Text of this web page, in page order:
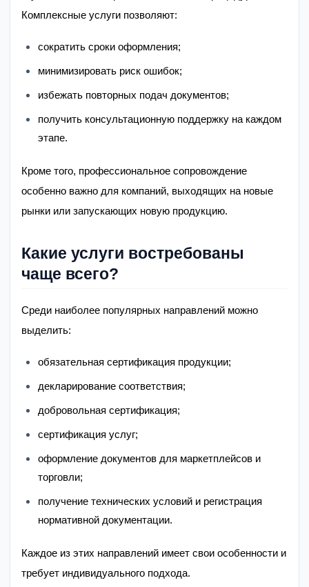
Комплексные услуги позволяют:
сократить сроки оформления;
минимизировать риск ошибок;
избежать повторных подач документов;
получить консультационную поддержку на каждом
этапе.
Кроме того, профессиональное сопровождение
особенно важно для компаний, выходящих на новые
рынки или запускающих новую продукцию.
Какие услуги востребованы
чаще всего?
Среди наиболее популярных направлений можно
выделить:
обязательная сертификация продукции;
декларирование соответствия;
добровольная сертификация;
сертификация услуг;
оформление документов для маркетплейсов и
торговли;
получение технических условий и регистрация
нормативной документации.
Каждое из этих направлений имеет свои особенности и
требует индивидуального подхода.